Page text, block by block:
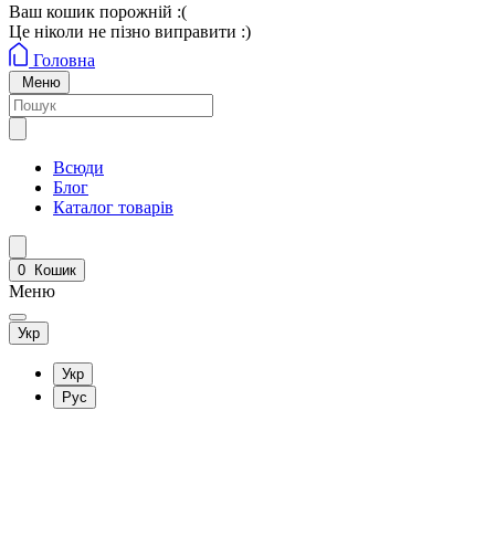
Ваш кошик порожній :(
Це ніколи не пізно виправити :)
Головна
Меню
Всюди
Блог
Каталог товарів
0 Кошик
Меню
Укр
Укр
Рус